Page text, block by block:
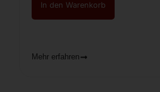
In den Warenkorb
Mehr erfahren